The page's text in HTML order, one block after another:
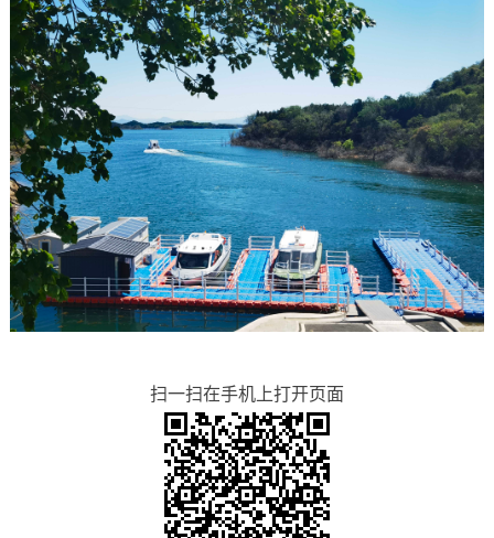
扫一扫在手机上打开页面